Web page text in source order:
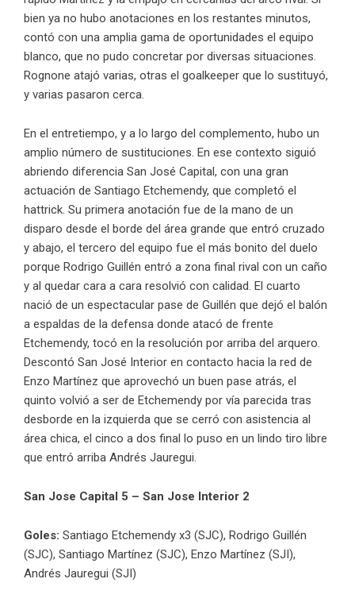
bien ya no hubo anotaciones en los restantes minutos,
contó con una amplia gama de oportunidades el equipo
blanco, que no pudo concretar por diversas situaciones.
Rognone atajó varias, otras el goalkeeper que lo sustituyó,
y varias pasaron cerca.
En el entretiempo, y a lo largo del complemento, hubo un
amplio número de sustituciones. En ese contexto siguió
abriendo diferencia San José Capital, con una gran
actuación de Santiago Etchemendy, que completó el
hattrick. Su primera anotación fue de la mano de un
disparo desde el borde del área grande que entró cruzado
y abajo, el tercero del equipo fue el más bonito del duelo
porque Rodrigo Guillén entró a zona final rival con un caño
y al quedar cara a cara resolvió con calidad. El cuarto
nació de un espectacular pase de Guillén que dejó el balón
a espaldas de la defensa donde atacó de frente
Etchemendy, tocó en la resolución por arriba del arquero.
Descontó San José Interior en contacto hacia la red de
Enzo Martínez que aprovechó un buen pase atrás, el
quinto volvió a ser de Etchemendy por vía parecida tras
desborde en la izquierda que se cerró con asistencia al
área chica, el cinco a dos final lo puso en un lindo tiro libre
que entró arriba Andrés Jauregui.
San Jose Capital 5 – San Jose Interior 2
Goles: Santiago Etchemendy x3 (SJC), Rodrigo Guillén
(SJC), Santiago Martínez (SJC), Enzo Martínez (SJI),
Andrés Jauregui (SJI)